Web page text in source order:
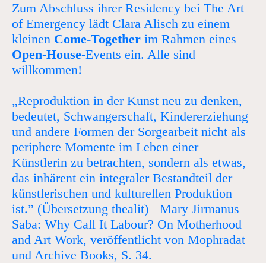
Zum Abschluss ihrer Residency bei The Art
of Emergency lädt Clara Alisch zu einem
kleinen Come-Together im Rahmen eines
Open-House-Events ein. Alle sind
willkommen!
„Reproduktion in der Kunst neu zu denken,
bedeutet, Schwangerschaft, Kindererziehung
und andere Formen der Sorgearbeit nicht als
periphere Momente im Leben einer
Künstlerin zu betrachten, sondern als etwas,
das inhärent ein integraler Bestandteil der
künstlerischen und kulturellen Produktion
ist.” (Übersetzung thealit) Mary Jirmanus
Saba: Why Call It Labour? On Motherhood
and Art Work, veröffentlicht von Mophradat
und Archive Books, S. 34.